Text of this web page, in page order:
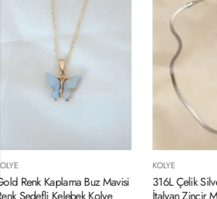
316L Çelik Silver Renk 45 Cm
İtalyan Zincir Model Kadın